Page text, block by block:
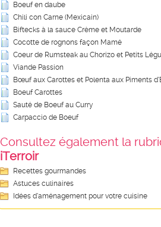
Boeuf en daube
Chili con Carne (Mexicain)
Biftecks à la sauce Crème et Moutarde
Cocotte de rognons façon Mamé
Coeur de Rumsteak au Chorizo et Petits
Viande Passion
Bœuf aux Carottes et Polenta aux Piments
Boeuf Carottes
Sauté de Boeuf au Curry
Carpaccio de Boeuf
Consultez également la
iTerroir
Recettes gourmandes
Astuces culinaires
Idées d’aménagement pour votre cuisine